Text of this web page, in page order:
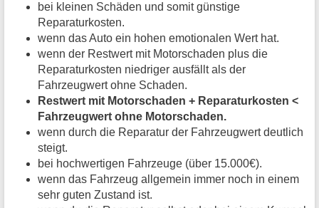
bei kleinen Schäden und somit günstige
Reparaturkosten.
wenn das Auto ein hohen emotionalen Wert hat.
wenn der Restwert mit Motorschaden plus die
Reparaturkosten niedriger ausfällt als der
Fahrzeugwert ohne Schaden.
Restwert mit Motorschaden + Reparaturkosten <
Fahrzeugwert ohne Motorschaden.
wenn durch die Reparatur der Fahrzeugwert deutlich
steigt.
bei hochwertigen Fahrzeuge (über 15.000€).
wenn das Fahrzeug allgemein immer noch in einem
sehr guten Zustand ist.